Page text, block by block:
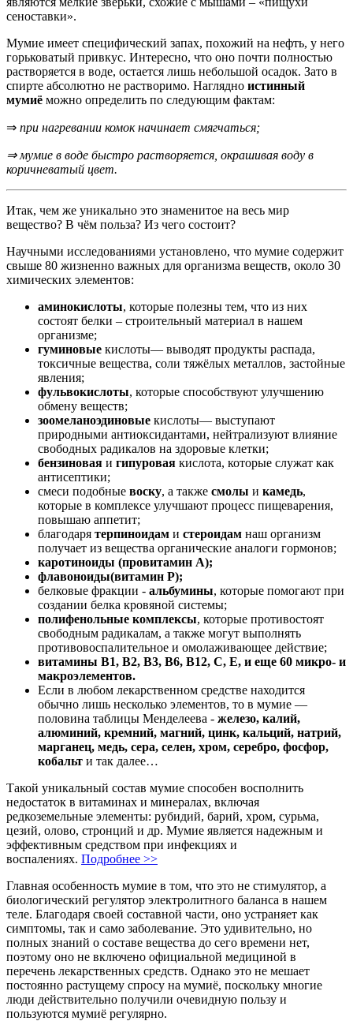
сеноставки».
Мумие имеет специфический запах, похожий на нефть, у него
горьковатый привкус. Интересно, что оно почти полностью
растворяется в воде, остается лишь небольшой осадок. Зато в
спирте абсолютно не растворимо. Наглядно истинный
мумиё можно определить по следующим фактам:
⇒ при нагревании комок начинает смягчаться;
⇒ мумие в воде быстро растворяется, окрашивая воду в
коричневатый цвет.
Итак, чем же уникально это знаменитое на весь мир
вещество? В чём польза? Из чего состоит?
Научными исследованиями установлено, что мумие содержит
свыше 80 жизненно важных для организма веществ, около 30
химических элементов:
аминокислоты, которые полезны тем, что из них
состоят белки – строительный материал в нашем
организме;
гуминовые кислоты— выводят продукты распада,
токсичные вещества, соли тяжёлых металлов, застойные
явления;
фульвокислоты, которые способствуют улучшению
обмену веществ;
зоомеланоэдиновые кислоты— выступают
природными антиоксидантами, нейтрализуют влияние
свободных радикалов на здоровые клетки;
бензиновая и гипуровая кислота, которые служат как
антисептики;
смеси подобные воску, а также смолы и камедь,
которые в комплексе улучшают процесс пищеварения,
повышаю аппетит;
благодаря терпиноидам и стероидам наш организм
получает из вещества органические аналоги гормонов;
каротиноиды (провитамин А);
флавоноиды(витамин Р);
белковые фракции - альбумины, которые помогают при
создании белка кровяной системы;
полифенольные комплексы, которые противостоят
свободным радикалам, а также могут выполнять
противовоспалительное и омолаживающее действие;
витамины В1, B2, B3, B6, В12, С, Е, и еще 60 микро- и
макроэлементов.
Если в любом лекарственном средстве находится
обычно лишь несколько элементов, то в мумие —
половина таблицы Менделеева - железо, калий,
алюминий, кремний, магний, цинк, кальций, натрий,
марганец, медь, сера, селен, хром, серебро, фосфор,
кобальт и так далее…
Такой уникальный состав мумие способен восполнить
недостаток в витаминах и минералах, включая
редкоземельные элементы: рубидий, барий, хром, сурьма,
цезий, олово, стронций и др. Мумие является надежным и
эффективным средством при инфекциях и
воспалениях. Подробнее >>
Главная особенность мумие в том, что это не стимулятор, а
биологический регулятор электролитного баланса в нашем
теле. Благодаря своей составной части, оно устраняет как
симптомы, так и само заболевание. Это удивительно, но
полных знаний о составе вещества до сего времени нет,
поэтому оно не включено официальной медициной в
перечень лекарственных средств. Однако это не мешает
постоянно растущему спросу на мумиё, поскольку многие
люди действительно получили очевидную пользу и
пользуются мумиё регулярно.